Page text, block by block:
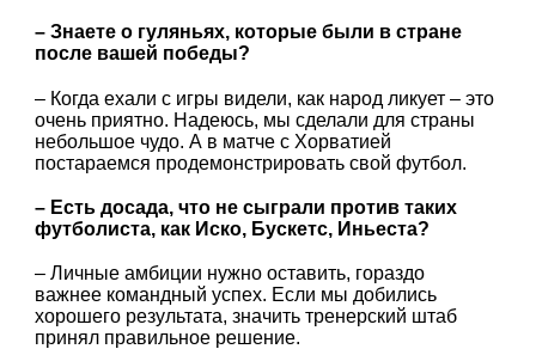
– Знаете о гуляньях, которые были в стране
после вашей победы?
– Когда ехали с игры видели, как народ ликует – это
очень приятно. Надеюсь, мы сделали для страны
небольшое чудо. А в матче с Хорватией
постараемся продемонстрировать свой футбол.
– Есть досада, что не сыграли против таких
футболиста, как Иско, Бускетс, Иньеста?
– Личные амбиции нужно оставить, гораздо
важнее командный успех. Если мы добились
хорошего результата, значить тренерский штаб
принял правильное решение.